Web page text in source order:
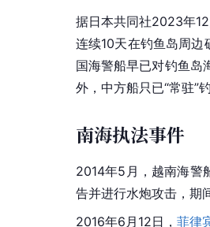
据日本共同社2023年
连续10天在钓鱼岛周
国海警船早已对钓鱼岛
外，中方船只已“常驻”
南海执法事件
2014年5月，越南海警
告并进行水炮攻击，期
2016年6月12日， 菲律